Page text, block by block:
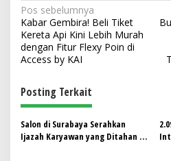
N
a
v
i
g
a
s
i
Pos sebelumnya
Kabar Gembira! Beli Tiket
Kereta Api Kini Lebih Murah
dengan Fitur Flexy Poin di
Access by KAI
Posting Terkait
Salon di Surabaya Serahkan
Ijazah Karyawan yang Ditahan ke